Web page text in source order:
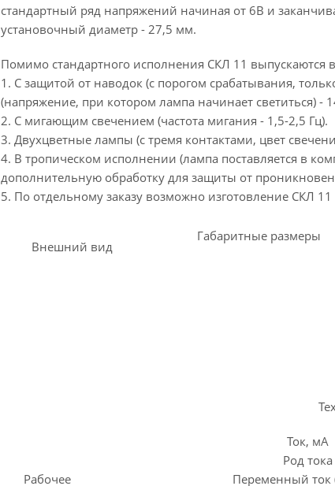
стандартный ряд напряжений начиная от 6В и
установочный диаметр - 27,5 мм.
Помимо стандартного исполнения СКЛ 11
1. С защитой от наводок (с порогом срабатывания,
(напряжение, при котором лампа начинает светиться) -
2. С мигающим свечением (частота мигания - 1,5-2,5 Гц).
3. Двухцветные лампы (с тремя контактами, цвет
4. В тропическом исполнении (лампа поставляется в
дополнительную обработку для защиты от
5. По отдельному заказу возможно изготовление СКЛ
Внешний вид
Габаритные размеры
Рабочее
Ток, мА
Род тока
Переменный ток